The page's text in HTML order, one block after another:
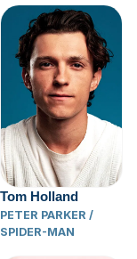
Tom Holland
PETER PARKER /
SPIDER-MAN